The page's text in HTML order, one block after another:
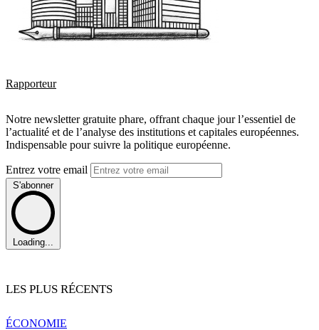
Rapporteur
Notre newsletter gratuite phare, offrant chaque jour l’essentiel de
l’actualité et de l’analyse des institutions et capitales européennes.
Indispensable pour suivre la politique européenne.
Entrez votre email
S'abonner
Loading...
LES PLUS RÉCENTS
ÉCONOMIE